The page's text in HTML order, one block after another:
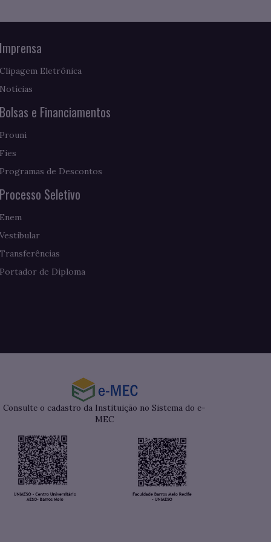
Imprensa
Clipagem Eletrônica
Notícias
Bolsas e Financiamentos
Prouni
Fies
Programas de Descontos
Processo Seletivo
Enem
Vestibular
Transferências
Portador de Diploma
Consulte o cadastro da Instituição no Sistema do e-
MEC